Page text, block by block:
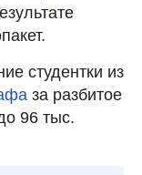
студентки из
за разбитое
96 тыс.